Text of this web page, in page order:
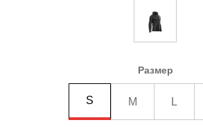
Размер
S M L